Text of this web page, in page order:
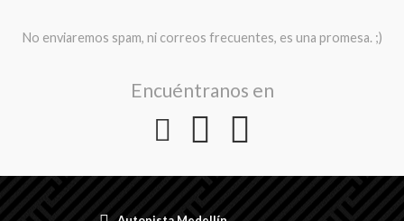
No enviaremos spam, ni correos frecuentes, es una promesa. ;)
Encuéntranos en